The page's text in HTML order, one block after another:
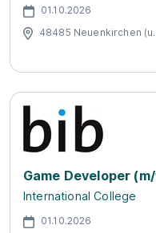
01.10.2026
48485 Neuenkirchen
Game Developer
International College
01.10.2026